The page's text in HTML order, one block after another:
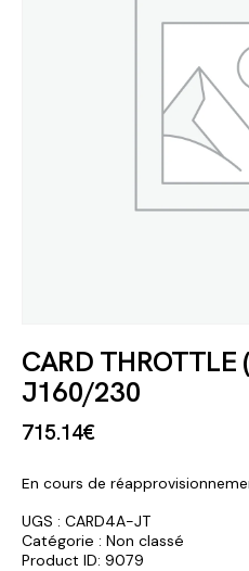
CARD THROTTLE
J160/230
715.14€
En cours de
UGS : CARD4A-JT
Catégorie : Non classé
Product ID: 9079